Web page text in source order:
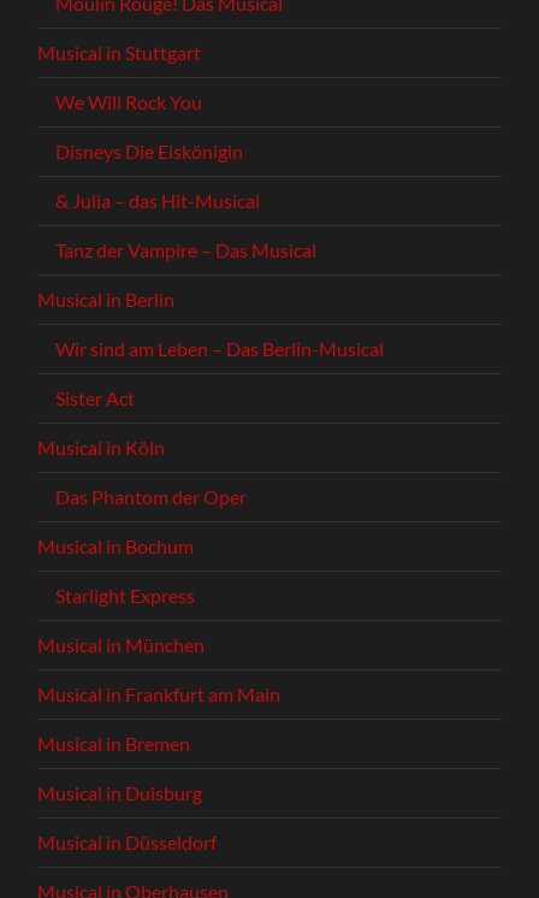
Musical in Stuttgart
We Will Rock You
Disneys Die Eiskönigin
& Julia – das Hit-Musical
Tanz der Vampire – Das Musical
Musical in Berlin
Wir sind am Leben – Das Berlin-Musical
Sister Act
Musical in Köln
Das Phantom der Oper
Musical in Bochum
Starlight Express
Musical in München
Musical in Frankfurt am Main
Musical in Bremen
Musical in Duisburg
Musical in Düsseldorf
Musical in Oberhausen